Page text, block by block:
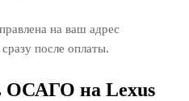
на ваш адрес
после оплаты.
ОСАГО на Lexus